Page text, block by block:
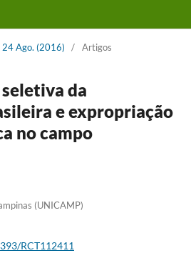
24 Ago. (2016) / Artigos
da
e expropriação
no campo
(UNICAMP)
RCT112411